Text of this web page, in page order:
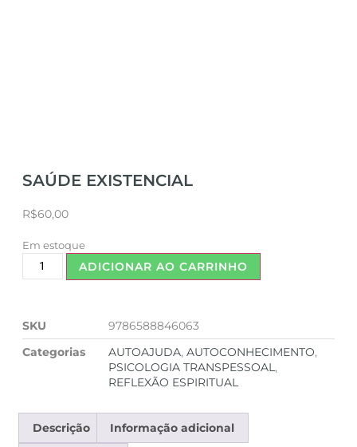
SAÚDE EXISTENCIAL
R$60,00
Em estoque
ADICIONAR AO CARRINHO
SKU
9786588846063
Categorias
AUTOAJUDA, AUTOCONHECIMENTO,
PSICOLOGIA TRANSPESSOAL ,
REFLEXÃO ESPIRITUAL
Descrição Informação adicional